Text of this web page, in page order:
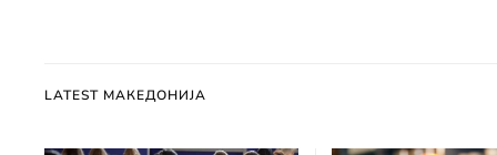
LATEST МАКЕДОНИЈА